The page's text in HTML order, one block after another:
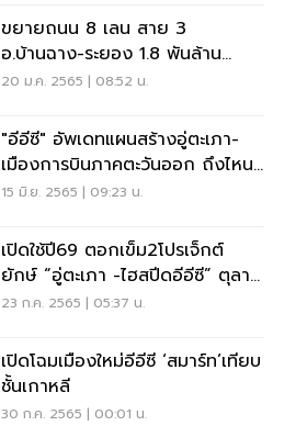
ขยายถนน 8 เลน สาย 3
อ.บ้านฉาง-ระยอง 1.8 พันล้าน
เชื่อมอีอีซี
20 ม.ค. 2565 | 08:52 น.
"อีอีซี" อัพเดทแผนสร้างอู่ตะเภา-
เมืองการบินภาคตะวันออก ถึงไหน
แล้ว
15 มิ.ย. 2565 | 09:23 น.
เปิดใช้ปี69 ตอกเข็ม2โปรเจ็กต์
ยักษ์ “อู่ตะเภา -ไฮสปีดอีอีซี” ตุลา
65
23 ก.ค. 2565 | 05:37 น.
เปิดโฉมเมืองใหม่อีอีซี ‘สมาร์ท’เทียบ
ชั้นเกาหลี
30 ก.ค. 2565 | 00:01 น.